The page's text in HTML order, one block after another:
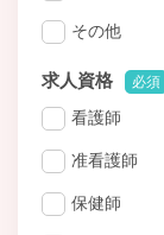
その他
求人資格 必須
看護師
准看護師
保健師